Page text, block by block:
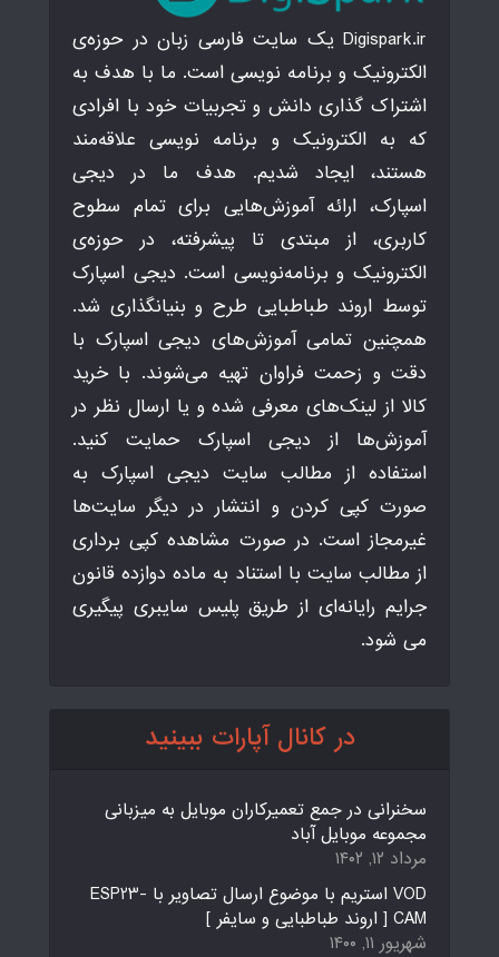
Digispark.ir یک سایت فارسی زبان در حوزه‌ی
الکترونیک و برنامه نویسی است. ما با هدف به
اشتراک گذاری دانش و تجربیات خود با افرادی
که به الکترونیک و برنامه نویسی علاقه‌مند
هستند، ایجاد شدیم. هدف ما در دیجی
اسپارک، ارائه آموزش‌هایی برای تمام سطوح
کاربری، از مبتدی تا پیشرفته، در حوزه‌ی
الکترونیک و برنامه‌نویسی است. دیجی اسپارک
توسط اروند طباطبایی طرح و بنیانگذاری شد.
همچنین تمامی آموزش‌های دیجی اسپارک با
دقت و زحمت فراوان تهیه می‌شوند. با خرید
کالا از لینک‌های معرفی شده و یا ارسال نظر در
آموزش‌ها از دیجی اسپارک حمایت کنید.
استفاده از مطالب سایت دیجی اسپارک به
صورت کپی کردن و انتشار در دیگر سایت‌ها
غیرمجاز است. در صورت مشاهده کپی برداری
از مطالب سایت با استناد به ماده دوازده قانون
جرایم رایانه‌ای از طریق پلیس سایبری پیگیری
می شود.
در کانال آپارات ببینید
سخنرانی در جمع تعمیرکاران موبایل به میزبانی
مجموعه موبایل آباد
مرداد ۱۲, ۱۴۰۲
VOD استریم با موضوع ارسال تصاویر با ESP23-
CAM [ اروند طباطبایی و سایفر ]
شهریور ۱۱, ۱۴۰۰